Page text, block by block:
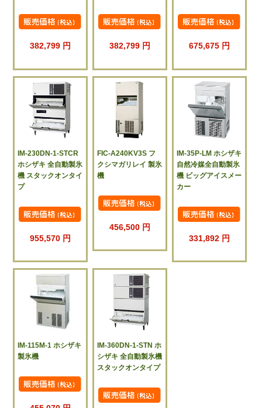
382,799 円 382,799 円 675,675 円
IM-230DN-1-STCR
ホシザキ 全自動製氷
機 スタックオンタイ
プ
955,570 円
FIC-A240KV3S フ
クシマガリレイ 製氷
機
456,500 円
IM-35P-LM ホシザキ
自然冷媒全自動製氷
機 ビッグアイスメー
カー
331,892 円
IM-115M-1 ホシザキ
製氷機
IM-360DN-1-STN ホ
シザキ 全自動製氷機
スタックオンタイプ